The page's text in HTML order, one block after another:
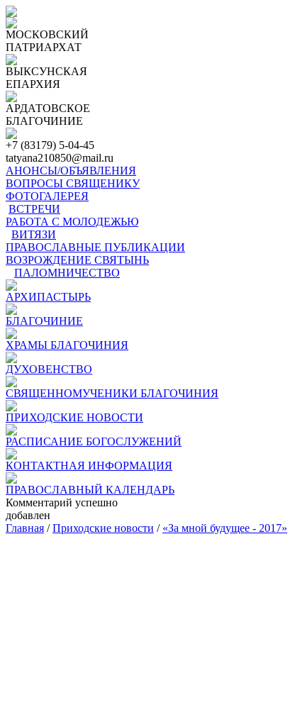
МОСКОВСКИЙ
ПАТРИАРХАТ
ВЫКСУНСКАЯ
ЕПАРХИЯ
АРДАТОВСКОЕ
БЛАГОЧИНИЕ
+7 (83179) 5-04-45
tatyana210850@mail.ru
АНОНСЫ/ОБЪЯВЛЕНИЯ
ВОПРОСЫ СВЯЩЕНИКУ
ФОТОГАЛЕРЕЯ
ВСТРЕЧИ
РАБОТА С МОЛОДЕЖЬЮ
ВИТЯЗИ
ПРАВОСЛАВНЫЕ ПУБЛИКАЦИИ
ВОЗРОЖДЕНИЕ СВЯТЫНЬ
ПАЛОМНИЧЕСТВО
АРХИПАСТЫРЬ
БЛАГОЧИНИЕ
ХРАМЫ БЛАГОЧИНИЯ
ДУХОВЕНСТВО
СВЯЩЕННОМУЧЕНИКИ БЛАГОЧИНИЯ
ПРИХОДСКИЕ НОВОСТИ
РАСПИСАНИЕ БОГОСЛУЖЕНИЙ
КОНТАКТНАЯ ИНФОРМАЦИЯ
ПРАВОСЛАВНЫЙ КАЛЕНДАРЬ
Комментарий успешно
добавлен
Главная /Приходские новости / «За мной будущее - 2017»